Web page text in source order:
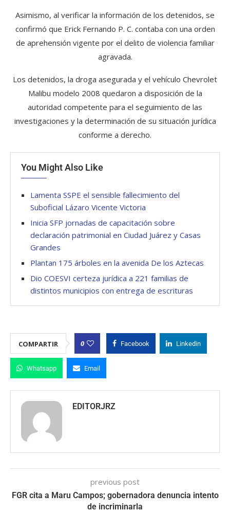
Asimismo, al verificar la información de los detenidos, se
confirmó que Erick Fernando P. C. contaba con una orden
de aprehensión vigente por el delito de violencia familiar
agravada.
Los detenidos, la droga asegurada y el vehículo Chevrolet
Malibu modelo 2008 quedaron a disposición de la
autoridad competente para el seguimiento de las
investigaciones y la determinación de su situación jurídica
conforme a derecho.
You Might Also Like
Lamenta SSPE el sensible fallecimiento del
Suboficial Lázaro Vicente Victoria
Inicia SFP jornadas de capacitación sobre
declaración patrimonial en Ciudad Juárez y Casas
Grandes
Plantan 175 árboles en la avenida De los Aztecas
Dio COESVI certeza jurídica a 221 familias de
distintos municipios con entrega de escrituras
COMPARTIR 0 Facebook Linkedin
Whatsapp Email
EDITORJRZ
previous post
FGR cita a Maru Campos; gobernadora denuncia intento
de incriminarla